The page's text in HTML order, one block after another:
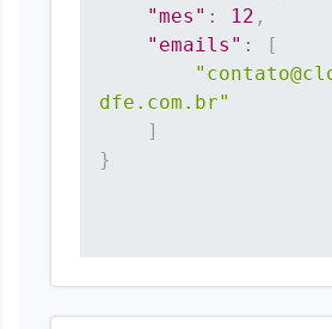
"mes" : 12 ,
"emails" :
[
dfe.com.br"
]
}